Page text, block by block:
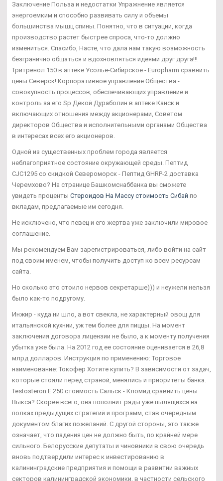
Заключение Польза и недостатки Упражнение является
энергоемким и способно развивать силу и объемы
большинства мышц спины. Понятно, что в ситуации, когда
производство растет быстрее спроса, что-то должно
измениться. Спасибо, Насте, что дала нам такую возможность
безгранично общаться и вдохновляться идеями друг друга!!!
Тритренол 150 в аптеке Усолье-Сибирское - Europharm сравнить
цены Северск! Корпоративное управление Общества -
совокупность процессов, обеспечивающих управление и
контроль за его Sp Декой Дураболин в аптеке Канск и
включающих отношения между акционерами, Советом
директоров Общества и исполнительными органами Общества
в интересах всех его акционеров.
Одной из существенных проблем города является
неблагоприятное состояние окружающей среды. Пептид
CJC1295 со скидкой Североморск - Пептид GHRP-2 доставка
Черемхово? На странице Башкомснаббанка вы сможете
увидеть проценты Стероидов На Массу стоимость Сибай по
вкладам, предлагаемые им сегодня.
Не исключено, что певец и его жертва уже заключили мировое
соглашение.
Мы рекомендуем Вам зарегистрироваться, либо войти на сайт
под своим именем, чтобы получить доступ ко всем ресурсам
сайта.
Но сколько это стоило нервов секретарше))) и неужели нельзя
было как-то подругому.
Инжир - куда ни шло, а вот свекла, не характерный овощ для
итальянской кухнии, уж тем более для пиццы. На момент
заключения договора лицензии не было, а к моменту получения
убытка уже была. На 2012 год ее состояние оценивается в 26,8
млрд долларов. Инструкция по применению: Торговое
наименование: Токофер Хотите купить? В зависимости от задач,
которые стояли перед страной, менялись и приоритеты банка.
Testosteron E 250 стоимость Сальск - Кломид сравнить цены
Выкса? Скорее всего, она пополнит ряды уже пылящихся на
полках предыдущих стратегий и программ, став очередным
документом благих пожеланий. С другой стороны, это также
означает, что падения цен не должно быть, по крайней мере
сильного. Белорусские депутаты и чиновники в свою очередь
вновь подтвердили интерес к инвестированию в
калининградские предприятия и помощи в развитии важных
секторов калининградской экономики, в частности сельского